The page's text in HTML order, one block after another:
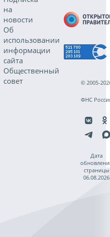
на
новости
Об
использовании
информации
сайта
Общественный
совет
© 2005-
ФНС
Дата
страницы
06.08.2026